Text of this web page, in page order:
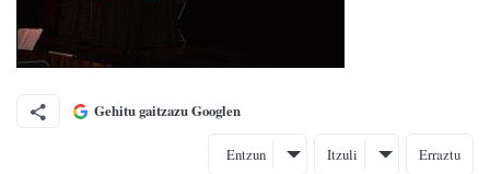
Gehitu gaitzazu Googlen
Entzun Itzuli Erraztu